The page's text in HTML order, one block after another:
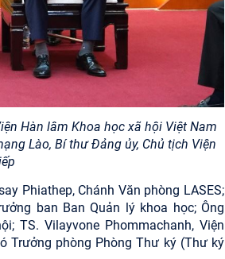
Hàn lâm Khoa học xã hội Việt Nam
Lào, Bí thư Đảng ủy, Chủ tịch Viện
Phiathep, Chánh Văn phòng LASES;
ban Ban Quản lý khoa học; Ông
TS. Vilayvone Phommachanh, Viện
Trưởng phòng Phòng Thư ký (Thư ký